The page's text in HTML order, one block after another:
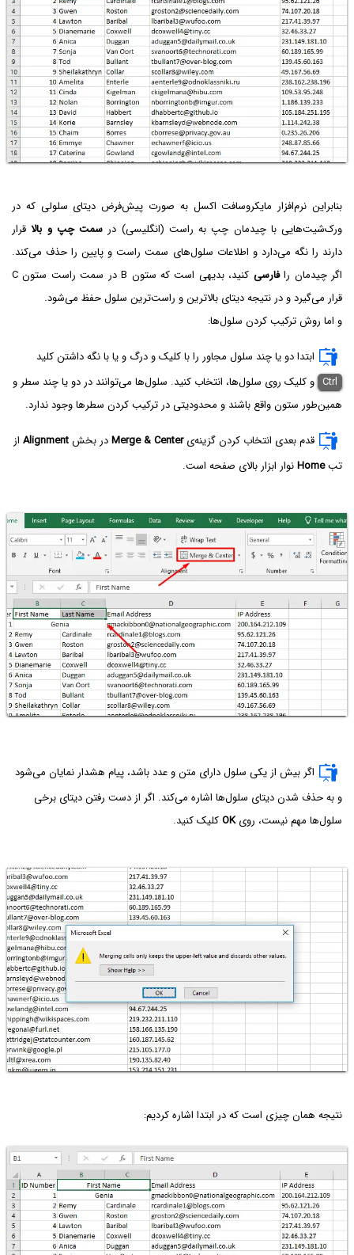
بنابراین نرم‌افزار مایکروسافت اکسل به صورت پیش‌فرض دیتای سلولی که در
ورک‌شیت‌هایی با چیدمان چپ به راست (انگلیسی) در سمت چپ و بالاقرار
دارند را نگه می‌دارد و اطلاعات سلول‌های سمت راست و پایین را حذف می‌کند.
اگر چیدمان رافارسی
کنید، بدیهی است که ستون B در سمت راست ستون C
قرار می‌گیرد و در نتیجه دیتای بالاترین و راست‌ترین سلول حفظ می‌شود.
و اما روش ترکیب کردن سلول‌ها:
ابتدا دو یا چند سلول مجاور را با کلیک و درگ و یا با نگه داشتن کلید
Ctrl و کلیک روی سلول‌ها، انتخاب کنید. سلول‌ها می‌توانند در دو یا چند سطر و
همین‌طور ستون واقع باشند و محدودیتی در ترکیب کردن سطرها وجود ندارد.
قدم بعدی انتخاب کردن گزینه‌یMerge & Centerدر بخشAlignment از
تبHomeنوار ابزار بالای صفحه است.
اگر بیش از یکی سلول دارای متن و عدد باشد، پیام هشدار نمایان می‌شود
و به حذف شدن دیتای سلول‌ها اشاره می‌کند. اگر از دست رفتن دیتای برخی
سلول‌ها مهم نیست، رویOKکلیک کنید.
نتیجه همان چیزی است که در ابتدا اشاره کردیم: